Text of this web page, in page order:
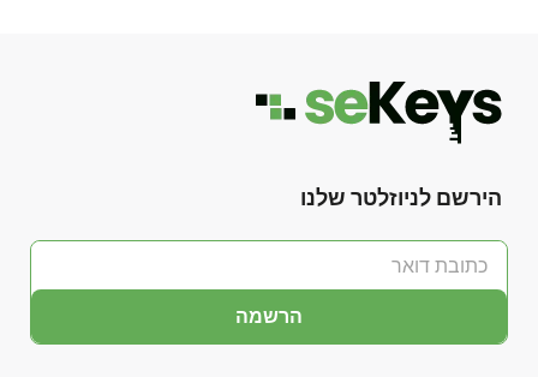
הירשם לניוזלטר שלנו
הרשמה